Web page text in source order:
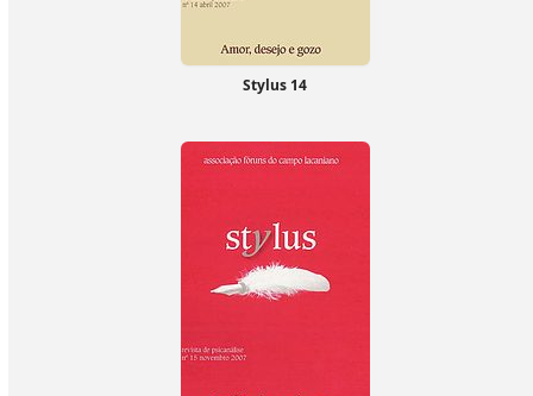
Stylus 14